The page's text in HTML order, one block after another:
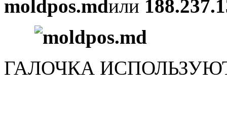
moldpos.mdили
ГАЛОЧКА